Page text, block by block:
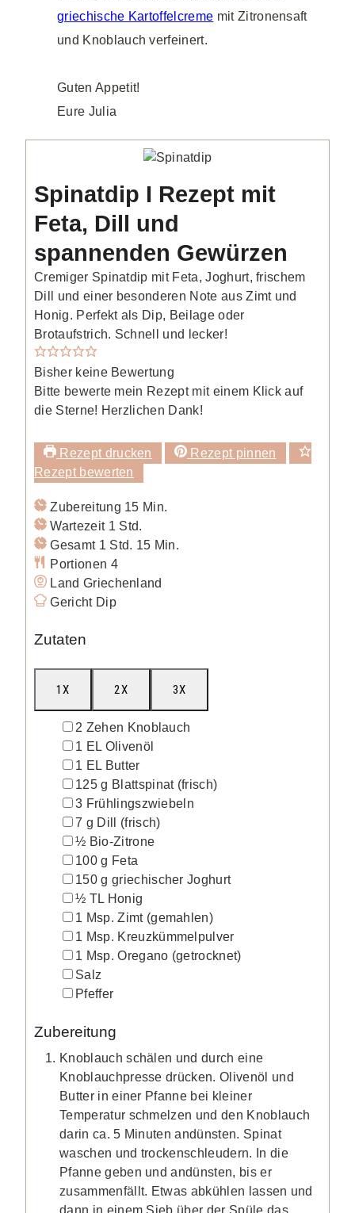
griechische Kartoffelcreme mit Zitronensaft
und Knoblauch verfeinert.
Guten Appetit!
Eure Julia
Spinatdip I Rezept mit
Feta, Dill und
spannenden Gewürzen
Cremiger Spinatdip mit Feta, Joghurt, frischem
Dill und einer besonderen Note aus Zimt und
Honig. Perfekt als Dip, Beilage oder
Brotaufstrich. Schnell und lecker!
Bisher keine Bewertung
Bitte bewerte mein Rezept mit einem Klick auf
die Sterne! Herzlichen Dank!
Rezept drucken
Rezept pinnen
Rezept bewerten
Zubereitung 15Minuten
Min.
Wartezeit 1 Stunde
Std.
Gesamt 1 Stunde
Std. 15Minuten
Min.
Portionen 4
Land Griechenland
Gericht Dip
Zutaten
1X 2X 3X
▢
2 Zehen Knoblauch
▢
1 EL Olivenöl
▢
1 EL Butter
▢
125 g Blattspinat (frisch)
▢
3 Frühlingszwiebeln
▢
7 g Dill
(frisch)
▢
½ Bio-Zitrone
▢
100 g Feta
▢
150 g griechischer Joghurt
▢
½ TL Honig
▢
1 Msp.Zimt (gemahlen)
▢
1 Msp. Kreuzkümmelpulver
▢
1 Msp.Oregano (getrocknet)
▢
Salz
▢
Pfeffer
Zubereitung
Knoblauch schälen und durch eine
Knoblauchpresse drücken. Olivenöl und
Butter in einer Pfanne bei kleiner
Temperatur schmelzen und den Knoblauch
darin ca. 5 Minuten andünsten. Spinat
waschen und trockenschleudern. In die
Pfanne geben und andünsten, bis er
zusammenfällt. Etwas abkühlen lassen und
dann in einem Sieb über der Spüle das